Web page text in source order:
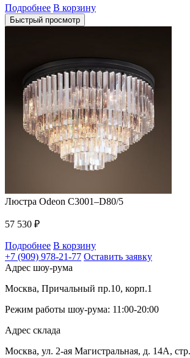
Подробнее В корзину
Быстрый просмотр
Люстра Odeon C3001–D80/5
57 530 ₽
Подробнее В корзину
+7 (909) 978-21-77 Оставить заявку
Адрес шоу-рума
Москва, Причальный пр.10, корп.1
Режим работы шоу-рума: 11:00-20:00
Адрес склада
Москва, ул. 2-ая Магистральная, д. 14А,